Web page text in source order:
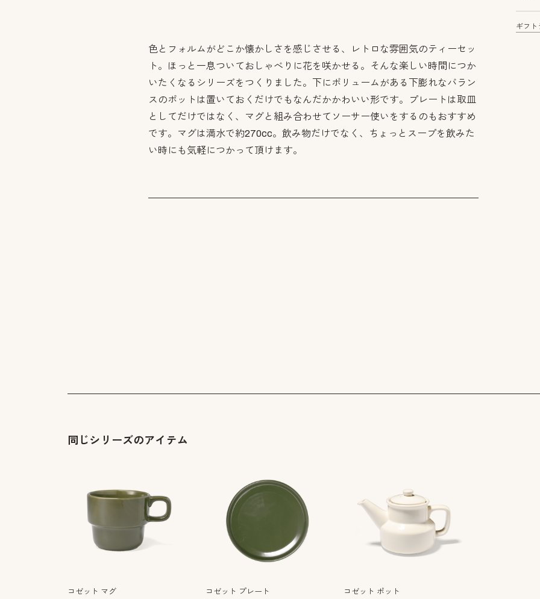
ギフト
色とフォルムがどこか懐かしさを感じさせる、レトロな雰囲気のティーセッ
ト。ほっと一息ついておしゃべりに花を咲かせる。そんな楽しい時間につか
いたくなるシリーズをつくりました。下にボリュームがある下膨れなバラン
スのポットは置いておくだけでもなんだかかわいい形です。プレートは取皿
としてだけではなく、マグと組み合わせてソーサー使いをするのもおすすめ
です。マグは満水で約270cc。飲み物だけでなく、ちょっとスープを飲みた
い時にも気軽につかって頂けます。
同じシリーズのアイテム
コゼット マグ
コゼット プレート
コゼット ポット